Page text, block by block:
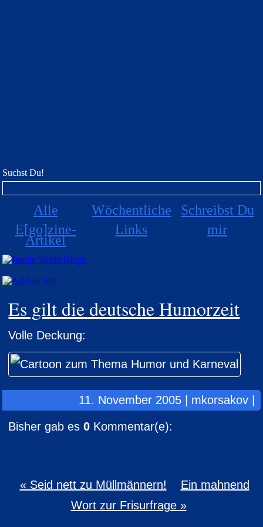
Es gilt die deutsche Humorzeit
Volle Deckung:
11. November 2005 | mkorsakov |
Bisher gab es0 Kommentar(e):
« Seid nett zu Müllmännern!
Ein mahnend
Wort zur Frisurfrage »
Suchst Du!
Alle
E[go]zine-
Artikel
Wöchentliche
Links
Schreibst Du
mir